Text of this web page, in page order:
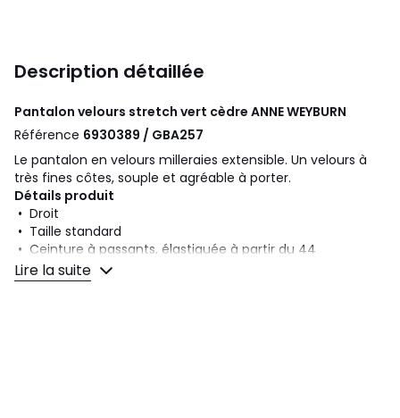
Description détaillée
Pantalon velours stretch vert cèdre ANNE WEYBURN
Référence 6930389 / GBA257
Le pantalon en velours milleraies extensible. Un velours à
très fines côtes, souple et agréable à porter.
Détails produit
• Droit
• Taille standard
• Ceinture à passants, élastiquée à partir du 44
• Bouton, glissière et poches cavalières devant
• Entrejambe 78 cm , Bas 17 cm en taille 38
Lire la suite